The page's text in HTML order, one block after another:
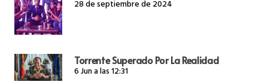
28 de septiembre de 2024
Torrente Superado Por La Realidad
6 Jun a las 12:31